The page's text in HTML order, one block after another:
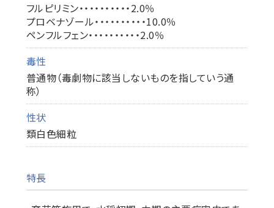
フルピリミン・・・・・・・・・・2.0％
プロベナゾール・・・・・・・・・・10.0％
ペンフルフェン・・・・・・・・・・2.0％
毒性
普通物（毒劇物に該当しないものを指していう通
称）
性状
類白色細粒
特長